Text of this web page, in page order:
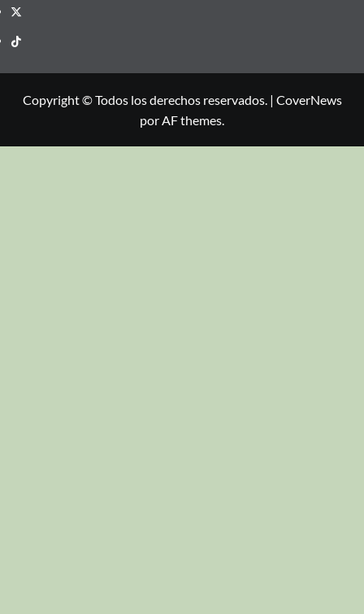
Copyright © Todos los derechos reservados. | CoverNews
por AF themes.